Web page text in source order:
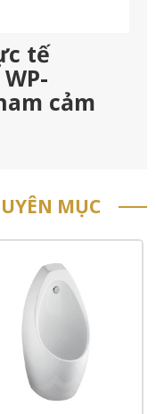
tế
cảm
MỤC